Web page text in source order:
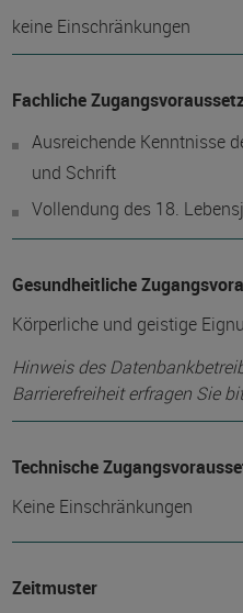
keine Einschränkungen
Fachliche
Ausreichende Kenntnisse
und Schrift
Vollendung des 18.
Gesundheitliche
Körperliche und geistige
Hinweis des
Barrierefreiheit erfragen Sie
Technische
Keine Einschränkungen
Zeitmuster